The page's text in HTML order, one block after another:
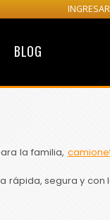
INGRESAR
BLOG
la familia,
rápida, segura y con